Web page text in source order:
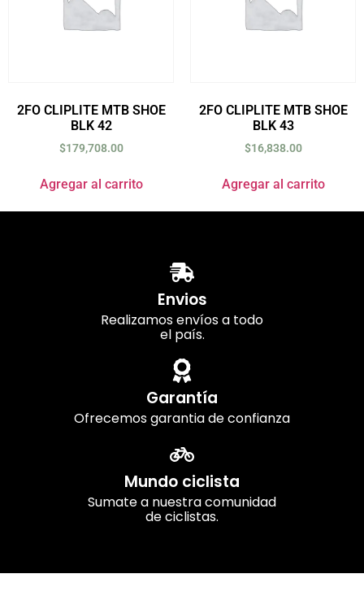
2FO CLIPLITE MTB SHOE
BLK 42
$179,708.00
Agregar al carrito
2FO CLIPLITE MTB SHOE
BLK 43
$16,838.00
Agregar al carrito
Envios
Realizamos envíos a todo
el país.
Garantía
Ofrecemos garantia de confianza
Mundo ciclista
Sumate a nuestra comunidad
de ciclistas.